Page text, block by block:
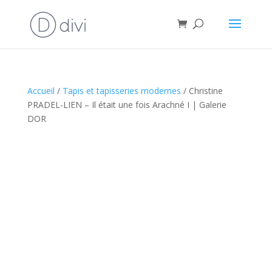
Accueil / Tapis et tapisseries modernes / Christine
PRADEL-LIEN – Il était une fois Arachné I | Galerie
DOR